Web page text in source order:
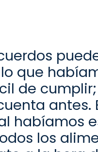
que
de cumplir;
antes.
habíamos
s los